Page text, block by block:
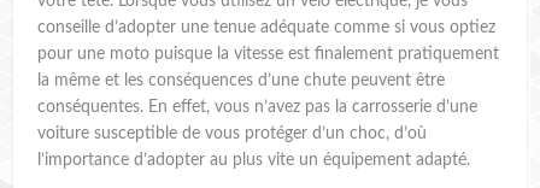
conseille d’adopter une tenue adéquate comme si vous optiez
pour une moto puisque la vitesse est finalement pratiquement
la même et les conséquences d’une chute peuvent être
conséquentes. En effet, vous n’avez pas la carrosserie d’une
voiture susceptible de vous protéger d’un choc, d’où
l’importance d’adopter au plus vite un équipement adapté.